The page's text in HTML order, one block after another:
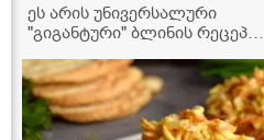
ეს არის უნივერსალური
"გიგანტური" ბლინის რეცეპტი,
მოამზადოთ როგორც
ტკბილი, ასევე მარილიანი
გულსართით